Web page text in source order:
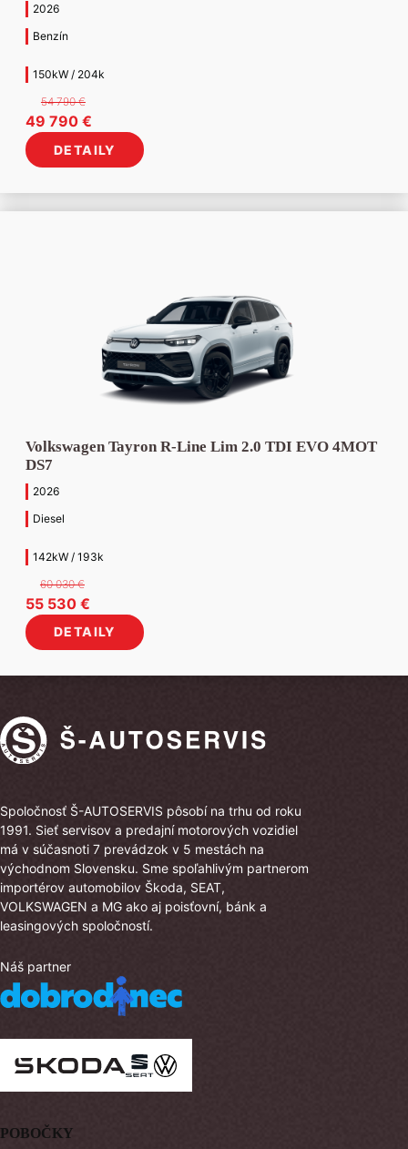
2026
Benzín
150kW / 204k
54 790€
Pôvodná
cena
bola:
790 €.
49 790 €Aktuálna
cena
je:
790 €.
DETAILY
Volkswagen Tayron R-Line Lim 2.0 TDI EVO 4MOT
DS7
2026
Diesel
142kW / 193k
60 030€
Pôvodná
cena
bola:
55 530 €Aktuálna
cena
je:
DETAILY
Spoločnosť Š-AUTOSERVIS pôsobí na trhu od roku
1991. Sieť servisov a predajní motorových vozidiel
má v súčasnoti 7 prevádzok v 5 mestách na
východnom Slovensku. Sme spoľahlivým partnerom
importérov automobilov Škoda, SEAT,
VOLKSWAGEN a MG ako aj poisťovní, bánk a
leasingových spoločností.
Náš partner
POBOČKY